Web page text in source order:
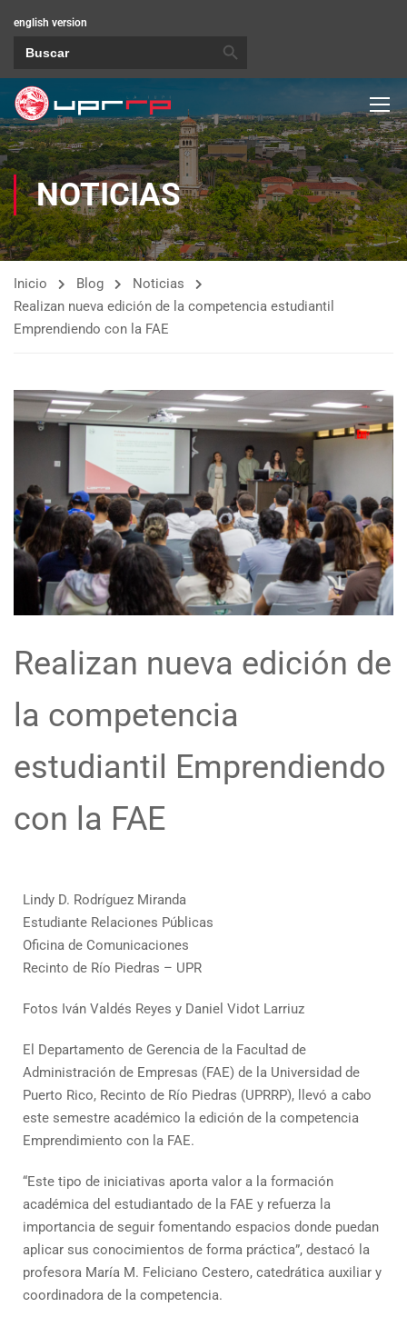
english version
NOTICIAS
Inicio Blog
Noticias
Realizan nueva edición de la competencia estudiantil
Emprendiendo con la FAE
Realizan nueva edición de
la competencia
estudiantil Emprendiendo
con la FAE
Lindy D. Rodríguez Miranda
Estudiante Relaciones Públicas
Oficina de Comunicaciones
Recinto de Río Piedras – UPR
Fotos Iván Valdés Reyes y Daniel Vidot Larriuz
El Departamento de Gerencia de la Facultad de
Administración de Empresas (FAE) de la Universidad de
Puerto Rico, Recinto de Río Piedras (UPRRP), llevó a cabo
este semestre académico la edición de la competencia
Emprendimiento con la FAE.
“Este tipo de iniciativas aporta valor a la formación
académica del estudiantado de la FAE y refuerza la
importancia de seguir fomentando espacios donde puedan
aplicar sus conocimientos de forma práctica”, destacó la
profesora María M. Feliciano Cestero, catedrática auxiliar y
coordinadora de la competencia.